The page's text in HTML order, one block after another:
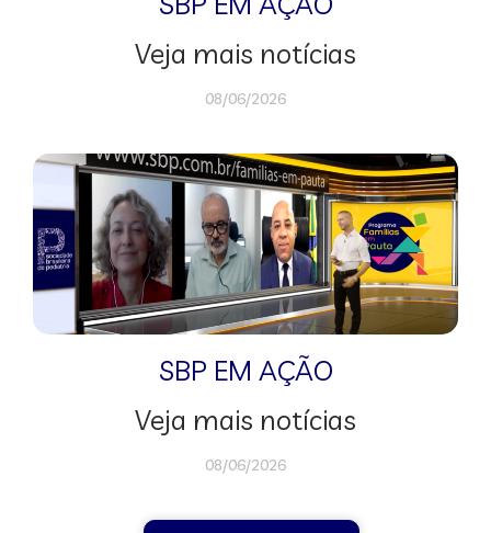
Veja mais notícias
08/06/2026
SBP EM AÇÃO
Veja mais notícias
08/06/2026